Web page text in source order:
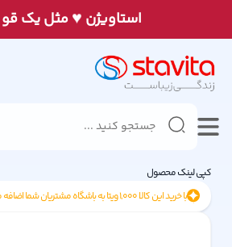
استاويژن ♥مثل يک قو
کپی لینک محصول
با خرید این کالا1,000ویتا به باشگاه مشتریان شما